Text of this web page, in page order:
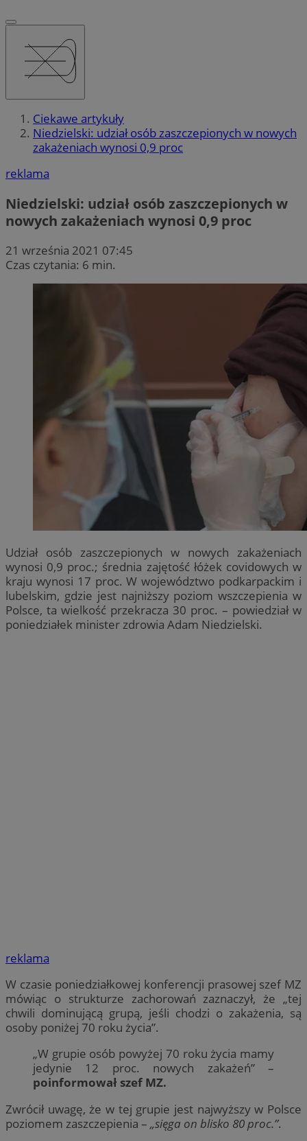
Ciekawe artykuły
Niedzielski: udział osób zaszczepionych w nowych
zakażeniach wynosi 0,9 proc
reklama
Niedzielski: udział osób zaszczepionych w
nowych zakażeniach wynosi 0,9 proc
21 września 2021 07:45
Czas czytania: 6 min.
Udział osób zaszczepionych w nowych zakażeniach
wynosi 0,9 proc.; średnia zajętość łóżek covidowych w
kraju wynosi 17 proc. W województwo podkarpackim i
lubelskim, gdzie jest najniższy poziom wszczepienia w
Polsce, ta wielkość przekracza 30 proc. – powiedział w
poniedziałek minister zdrowia Adam Niedzielski.
reklama
W czasie poniedziałkowej konferencji prasowej szef MZ
mówiąc o strukturze zachorowań zaznaczył, że „tej
chwili dominującą grupą, jeśli chodzi o zakażenia, są
osoby poniżej 70 roku życia”.
„W grupie osób powyżej 70 roku życia mamy
jedynie 12 proc. nowych zakażeń” –
poinformował szef MZ.
Zwrócił uwagę, że w tej grupie jest najwyższy w Polsce
poziomem zaszczepienia – „sięga on blisko 80 proc.”.